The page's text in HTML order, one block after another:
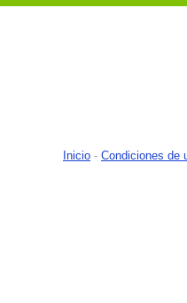
Inicio - Condiciones de